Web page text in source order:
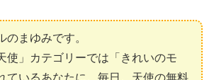
のまゆみです。
使」カテゴリーでは「きれいのモ
ているあなたに、毎日、天使の無料